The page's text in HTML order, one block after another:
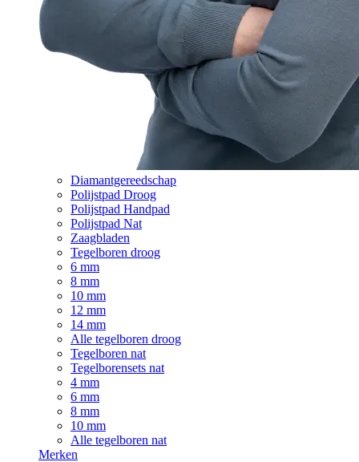
Diamantgereedschap
Polijstpad Droog
Polijstpad Handpad
Polijstpad Nat
Zaagbladen
Tegelboren droog
6 mm
8 mm
10 mm
12 mm
14 mm
Alle tegelboren droog
Tegelboren nat
Tegelborensets nat
4 mm
6 mm
8 mm
10 mm
Alle tegelboren nat
Merken